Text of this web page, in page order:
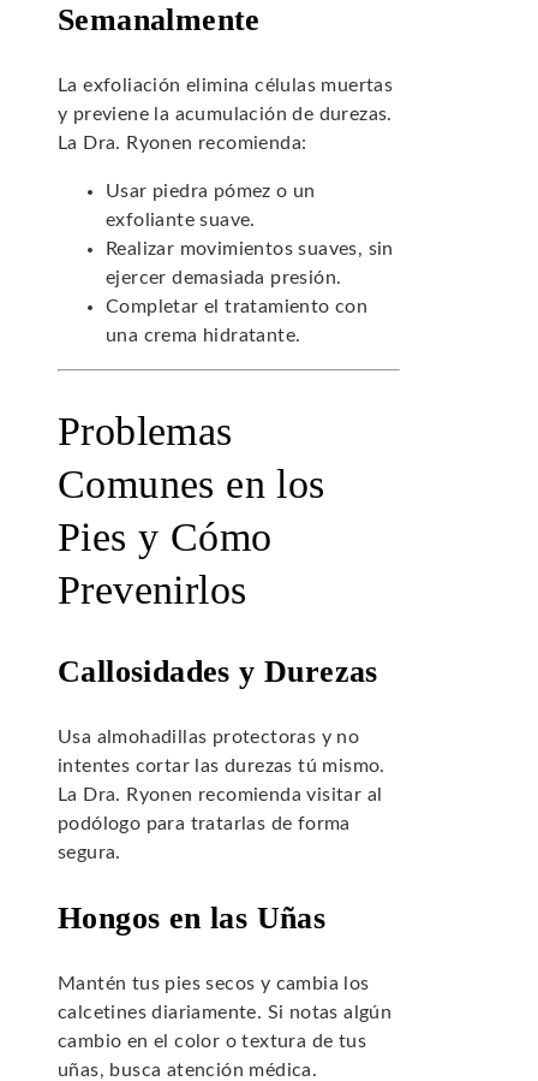
Semanalmente
La exfoliación elimina células muertas
y previene la acumulación de durezas.
La Dra. Ryonen recomienda:
Usar piedra pómez o un
exfoliante suave.
Realizar movimientos suaves, sin
ejercer demasiada presión.
Completar el tratamiento con
una crema hidratante.
Problemas
Comunes en los
Pies y Cómo
Prevenirlos
Callosidades y Durezas
Usa almohadillas protectoras y no
intentes cortar las durezas tú mismo.
La Dra. Ryonen recomienda visitar al
podólogo para tratarlas de forma
segura.
Hongos en las Uñas
Mantén tus pies secos y cambia los
calcetines diariamente. Si notas algún
cambio en el color o textura de tus
uñas, busca atención médica.